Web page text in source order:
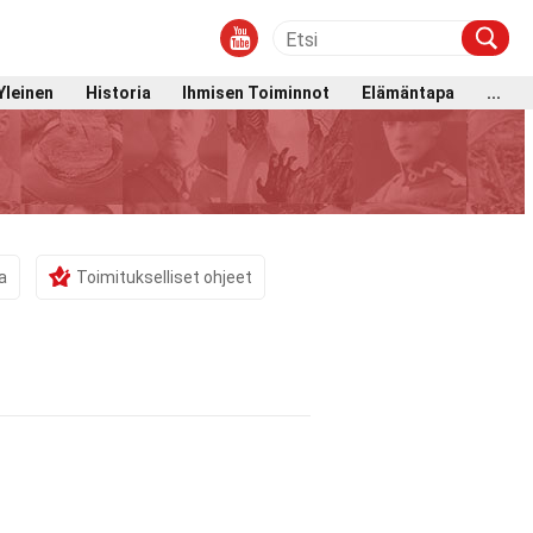
Historia Ihmisen Toiminnot Elämäntapa ...
Toimitukselliset ohjeet